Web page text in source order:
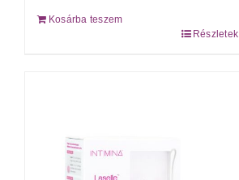
Kosárba teszem
Részletek